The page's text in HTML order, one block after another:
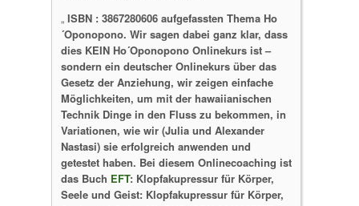
„ ISBN : 3867280606 aufgefassten Thema Ho
´Oponopono. Wir sagen dabei ganz klar, dass
dies KEIN Ho´Oponopono Onlinekurs ist –
sondern ein deutscher Onlinekurs über das
Gesetz der Anziehung, wir zeigen einfache
Möglichkeiten, um mit der hawaiianischen
Technik Dinge in den Fluss zu bekommen, in
Variationen, wie wir (Julia und Alexander
Nastasi) sie erfolgreich anwenden und
getestet haben. Bei diesem Onlinecoaching ist
das Buch EFT: Klopfakupressur für Körper,
Seele und Geist: Klopfakupressur für Körper,